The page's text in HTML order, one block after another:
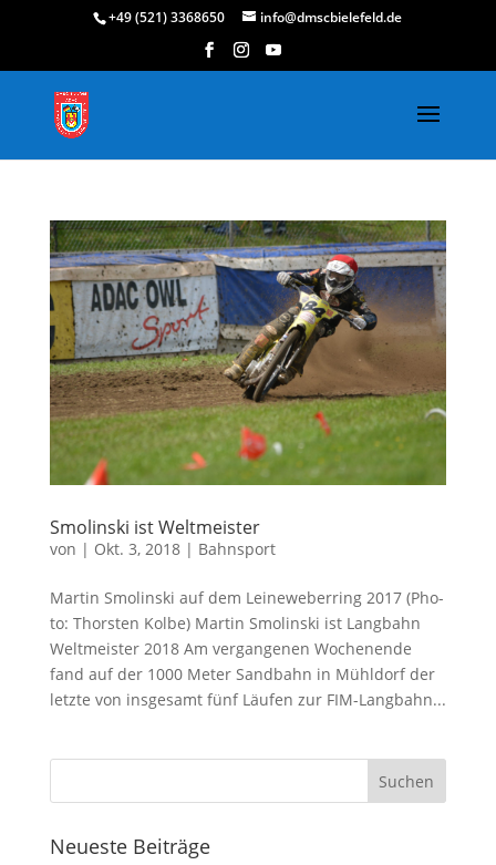
+49 (521) 3368650 info@dmscbielefeld.de
Smolinski ist Weltmeister
von | Okt. 3, 2018| Bahnsport
Mar­tin Smo­lin­ski auf dem Lei­ne­we­ber­ring 2017 (Pho­
to: Thors­ten Kol­be) Mar­tin Smo­lin­ski ist Lang­bahn
Welt­meis­ter 2018 Am ver­gan­ge­nen Wochen­en­de
fand auf der 1000 Meter Sand­bahn in Mühl­dorf der
letz­te von ins­ge­samt fünf Läu­fen zur FIM-Lang­bahn...
Neueste Beiträge